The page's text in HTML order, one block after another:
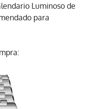
Luminoso de
para